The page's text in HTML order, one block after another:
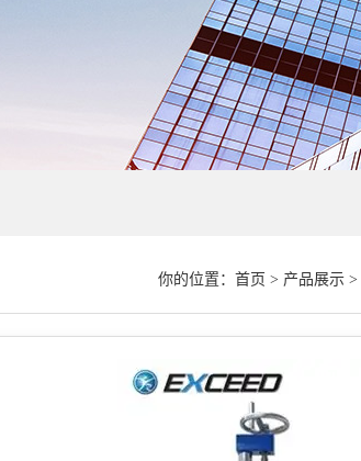
你的位置： 首页 > 产品展示>